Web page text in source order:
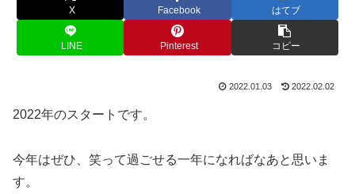
X Facebook はてブ
LINE Pinterest コピー
2022.01.03 2022.02.02
2022年のスタートです。
今年はぜひ、笑って過ごせる一年になればなあと思いま
す。